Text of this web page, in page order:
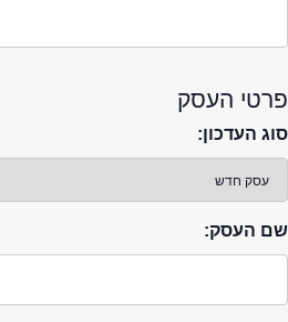
פרטי העסק
סוג העדכון:
שם העסק: